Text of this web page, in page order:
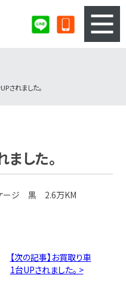
されました。
した。
ケージ 黒 2.6万KM
【次の記事】お買取り車
1台UPされました。 >